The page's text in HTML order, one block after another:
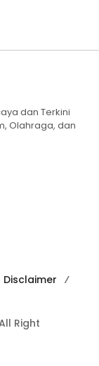
dan Terkini
Olahraga, dan
Disclaimer
Right